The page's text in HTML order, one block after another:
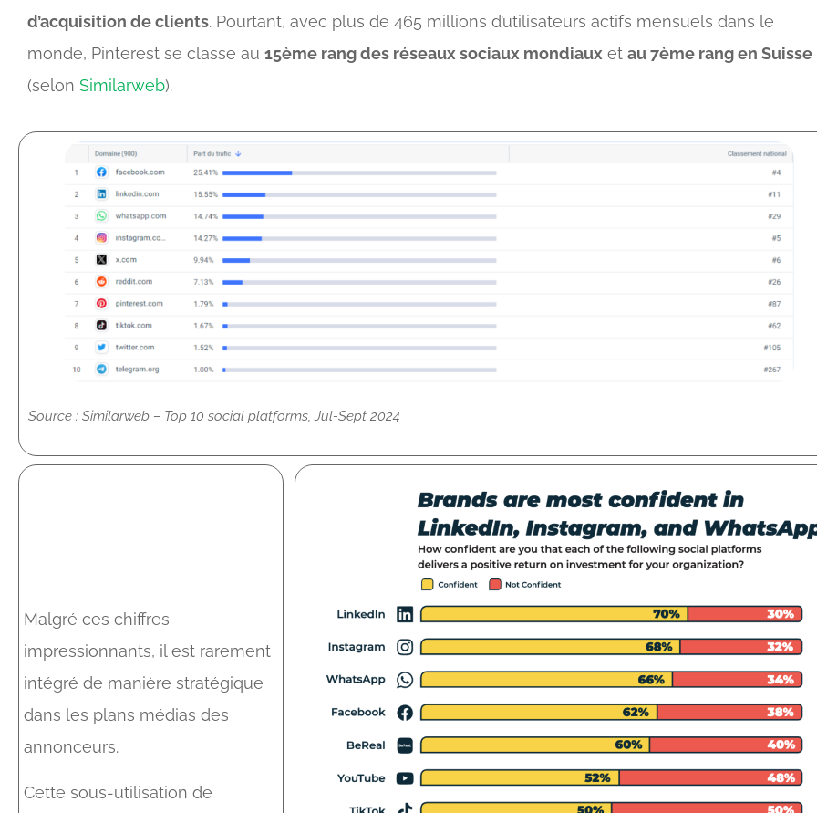
d’acquisition de clients. Pourtant, avec plus de 465 millions d’utilisateurs actifs mensuels dans le
monde, Pinterest se classe au 15ème rang des réseaux sociaux mondiaux et au 7ème rang en Suisse
(selon Similarweb).
Source : Similarweb – Top 10 social platforms, Jul-Sept 2024
Malgré ces chiffres
impressionnants, il est rarement
intégré de manière stratégique
dans les plans médias des
annonceurs.
Cette sous-utilisation de